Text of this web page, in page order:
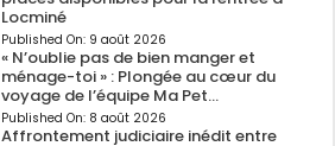
Locminé
Published On: 9 août 2026
« N’oublie pas de bien manger et
ménage-toi » : Plongée au cœur du
voyage de l’équipe Ma Pet…
Published On: 8 août 2026
Affrontement judiciaire inédit entre